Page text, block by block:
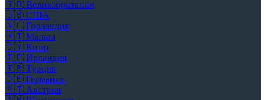
🇬🇧 Великобритания
🇺🇸 США
🇳🇱 Голландия
🇲🇹 Мальта
🇨🇾 Кипр
🇮🇪 Ирландия
🇹🇷 Турция
🇩🇪 Германия
🇦🇹 Австрия